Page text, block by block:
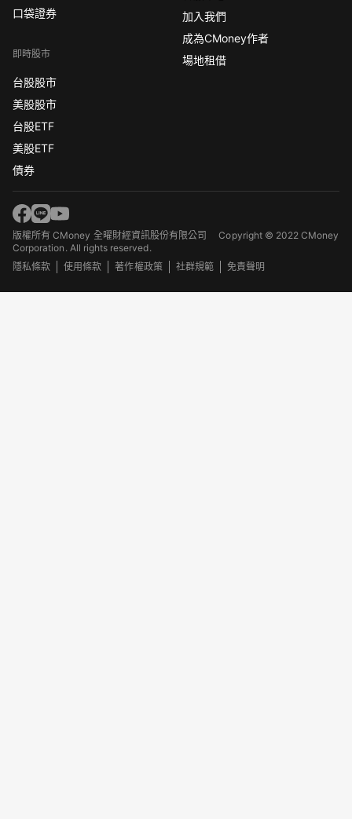
口袋證券
即時股市
台股股市
美股股市
台股ETF
美股ETF
債券
加入我們
成為CMoney作者
場地租借
版權所有 CMoney 全曜財經資訊股份有限公司Copyright © 2022 CMoney
Corporation. All rights reserved.
隱私條款
使用條款 著作權政策 社群規範 免責聲明